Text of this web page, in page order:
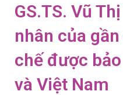
GS.TS. Vũ
nhân của
chế được
và Việt Nam